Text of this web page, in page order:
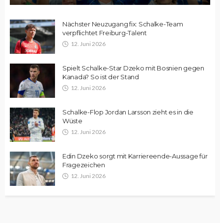
Nächster Neuzugang fix: Schalke-Team
verpflichtet Freiburg-Talent
12. Juni 2026
Spielt Schalke-Star Dzeko mit Bosnien gegen
Kanada? So ist der Stand
12. Juni 2026
Schalke-Flop Jordan Larsson zieht es in die
Wüste
12. Juni 2026
Edin Dzeko sorgt mit Karriereende-Aussage für
Fragezeichen
12. Juni 2026